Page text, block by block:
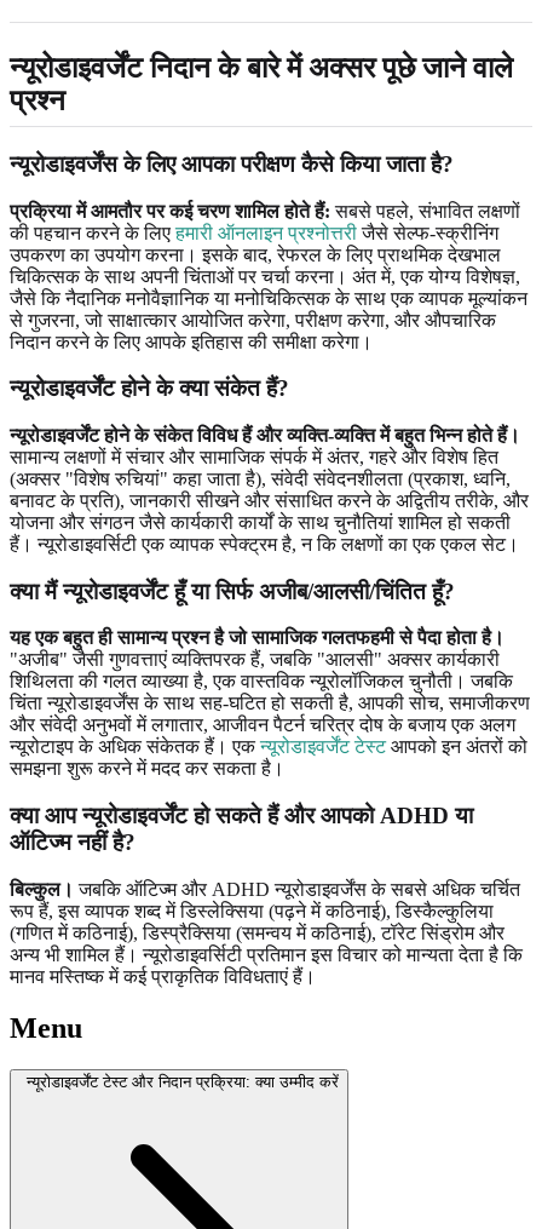
न्यूरोडाइवर्जेंट निदान के बारे में अक्सर पूछे जाने वाले
प्रश्न
न्यूरोडाइवर्जेंस के लिए आपका परीक्षण कैसे किया जाता है?
प्रक्रिया में आमतौर पर कई चरण शामिल होते हैं: सबसे पहले, संभावित लक्षणों
की पहचान करने के लिएहमारी ऑनलाइन प्रश्नोत्तरीजैसे सेल्फ-स्क्रीनिंग
उपकरण का उपयोग करना। इसके बाद, रेफरल के लिए प्राथमिक देखभाल
चिकित्सक के साथ अपनी चिंताओं पर चर्चा करना। अंत में, एक योग्य विशेषज्ञ,
जैसे कि नैदानिक ​​मनोवैज्ञानिक या मनोचिकित्सक के साथ एक व्यापक मूल्यांकन
से गुजरना, जो साक्षात्कार आयोजित करेगा, परीक्षण करेगा, और औपचारिक
निदान करने के लिए आपके इतिहास की समीक्षा करेगा।
न्यूरोडाइवर्जेंट होने के क्या संकेत हैं?
न्यूरोडाइवर्जेंट होने के संकेत विविध हैं और व्यक्ति-व्यक्ति में बहुत भिन्न होते हैं।
सामान्य लक्षणों में संचार और सामाजिक संपर्क में अंतर, गहरे और विशेष हित
(अक्सर "विशेष रुचियां" कहा जाता है), संवेदी संवेदनशीलता (प्रकाश, ध्वनि,
बनावट के प्रति), जानकारी सीखने और संसाधित करने के अद्वितीय तरीके, और
योजना और संगठन जैसे कार्यकारी कार्यों के साथ चुनौतियां शामिल हो सकती
हैं। न्यूरोडाइवर्सिटी एक व्यापक स्पेक्ट्रम है, न कि लक्षणों का एक एकल सेट।
क्या मैं न्यूरोडाइवर्जेंट हूँ या सिर्फ अजीब/आलसी/चिंतित हूँ?
यह एक बहुत ही सामान्य प्रश्न है जो सामाजिक गलतफहमी से पैदा होता है।
"अजीब" जैसी गुणवत्ताएं व्यक्तिपरक हैं, जबकि "आलसी" अक्सर कार्यकारी
शिथिलता की गलत व्याख्या है, एक वास्तविक न्यूरोलॉजिकल चुनौती। जबकि
चिंता न्यूरोडाइवर्जेंस के साथ सह-घटित हो सकती है, आपकी सोच, समाजीकरण
और संवेदी अनुभवों में लगातार, आजीवन पैटर्न चरित्र दोष के बजाय एक अलग
न्यूरोटाइप के अधिक संकेतक हैं। एकन्यूरोडाइवर्जेंट टेस्टआपको इन अंतरों को
समझना शुरू करने में मदद कर सकता है।
क्या आप न्यूरोडाइवर्जेंट हो सकते हैं और आपको ADHD या
ऑटिज्म नहीं है?
बिल्कुल। जबकि ऑटिज्म और ADHD न्यूरोडाइवर्जेंस के सबसे अधिक चर्चित
रूप हैं, इस व्यापक शब्द में डिस्लेक्सिया (पढ़ने में कठिनाई), डिस्कैल्कुलिया
(गणित में कठिनाई), डिस्प्रैक्सिया (समन्वय में कठिनाई), टॉरेट सिंड्रोम और
अन्य भी शामिल हैं। न्यूरोडाइवर्सिटी प्रतिमान इस विचार को मान्यता देता है कि
मानव मस्तिष्क में कई प्राकृतिक विविधताएं हैं।
Menu
न्यूरोडाइवर्जेंट टेस्ट और निदान प्रक्रिया: क्या उम्मीद करें